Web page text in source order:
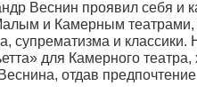
Веснин проявил себя и
и Камерным
супрематизма и классики.
для Камерного
отдав